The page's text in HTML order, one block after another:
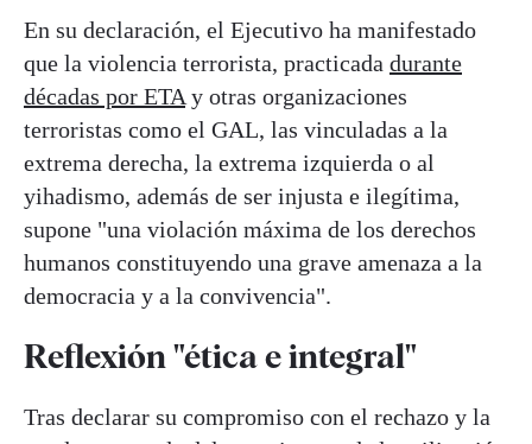
En su declaración, el Ejecutivo ha manifestado
que la violencia terrorista, practicada durante
décadas por ETA y otras organizaciones
terroristas como el GAL, las vinculadas a la
extrema derecha, la extrema izquierda o al
yihadismo, además de ser injusta e ilegítima,
supone "una violación máxima de los derechos
humanos constituyendo una grave amenaza a la
democracia y a la convivencia".
Reflexión "ética e integral"
Tras declarar su compromiso con el rechazo y la